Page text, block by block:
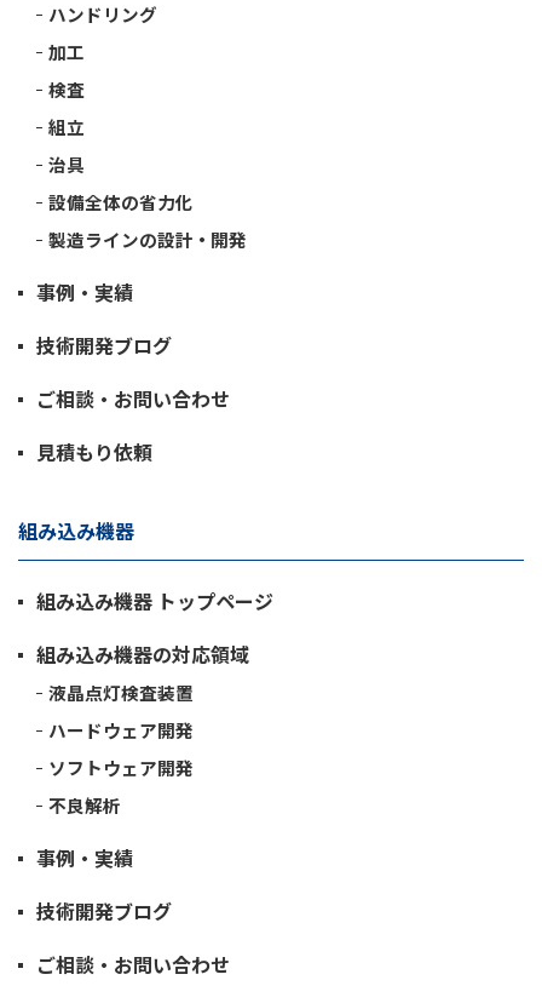
ハンドリング
加工
検査
組立
治具
設備全体の省力化
製造ラインの設計・開発
事例・実績
技術開発ブログ
ご相談・お問い合わせ
見積もり依頼
組み込み機器
組み込み機器 トップページ
組み込み機器の対応領域
液晶点灯検査装置
ハードウェア開発
ソフトウェア開発
不良解析
事例・実績
技術開発ブログ
ご相談・お問い合わせ